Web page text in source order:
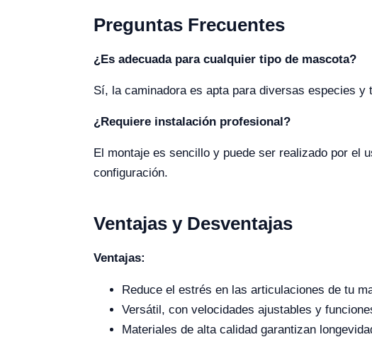
Preguntas Frecuentes
¿Es adecuada para cualquier tipo de mascota?
Sí, la caminadora es apta para diversas especies
¿Requiere instalación profesional?
El montaje es sencillo y puede ser realizado por el
configuración.
Ventajas y Desventajas
Ventajas:
Reduce el estrés en las articulaciones de tu
Versátil, con velocidades ajustables y
Materiales de alta calidad garantizan